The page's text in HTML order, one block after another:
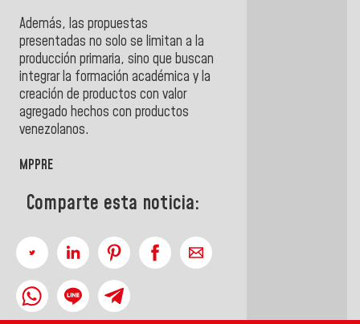
Además, las propuestas
presentadas no solo se limitan a la
producción primaria, sino que buscan
integrar la formación académica y la
creación de productos con valor
agregado hechos con productos
venezolanos.
MPPRE
Comparte esta noticia: